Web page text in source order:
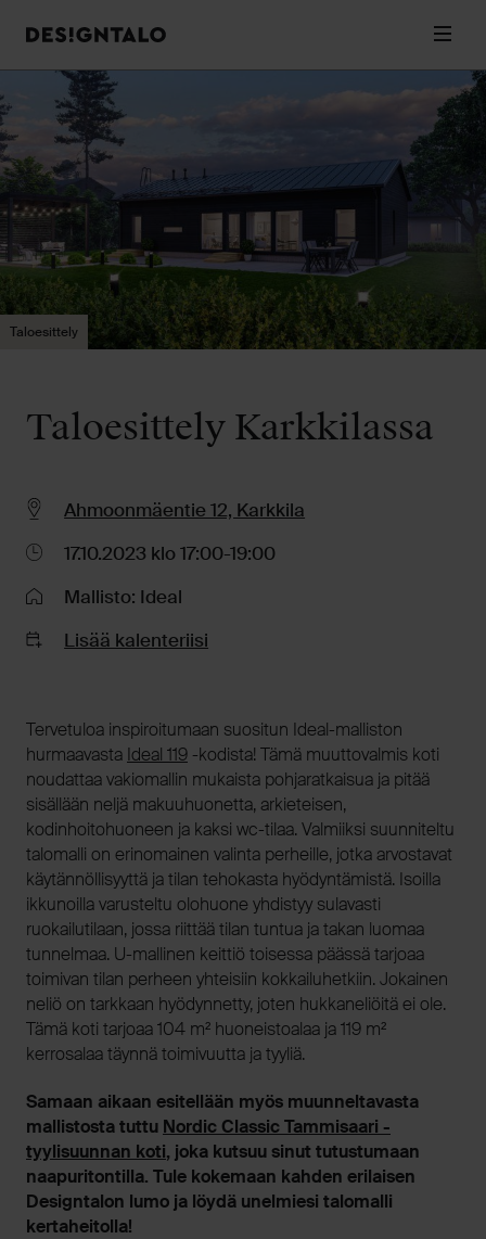
sisältöön
Designtalo
Taloesittely
Taloesittely Karkkilassa
Ahmoonmäentie 12, Karkkila
17.10.2023 klo 17:00-19:00
Mallisto: Ideal
Lisää kalenteriisi
Tervetuloa inspiroitumaan suositun Ideal-malliston
hurmaavasta Ideal 119 -kodista! Tämä muuttovalmis koti
noudattaa vakiomallin mukaista pohjaratkaisua ja pitää
sisällään neljä makuuhuonetta, arkieteisen,
kodinhoitohuoneen ja kaksi wc-tilaa. Valmiiksi suunniteltu
talomalli on erinomainen valinta perheille, jotka arvostavat
käytännöllisyyttä ja tilan tehokasta hyödyntämistä. Isoilla
ikkunoilla varusteltu olohuone yhdistyy sulavasti
ruokailutilaan, jossa riittää tilan tuntua ja takan luomaa
tunnelmaa. U-mallinen keittiö toisessa päässä tarjoaa
toimivan tilan perheen yhteisiin kokkailuhetkiin. Jokainen
neliö on tarkkaan hyödynnetty, joten hukkaneliöitä ei ole.
Tämä koti tarjoaa 104 m² huoneistoalaa ja 119 m²
kerrosalaa täynnä toimivuutta ja tyyliä.
Samaan aikaan esitellään myös muunneltavasta
mallistosta tuttu Nordic Classic Tammisaari -
tyylisuunnan koti, joka kutsuu sinut tutustumaan
naapuritontilla. Tule kokemaan kahden erilaisen
Designtalon lumo ja löydä unelmiesi talomalli
kertaheitolla!